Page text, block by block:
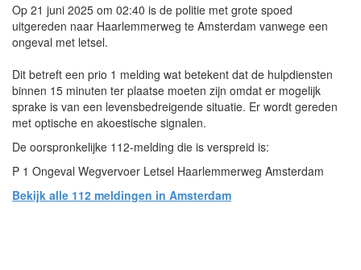
Op 21 juni 2025 om 02:40 is de politie met grote spoed
uitgereden naar Haarlemmerweg te Amsterdam vanwege een
ongeval met letsel.
Dit betreft een prio 1 melding wat betekent dat de hulpdiensten
binnen 15 minuten ter plaatse moeten zijn omdat er mogelijk
sprake is van een levensbedreigende situatie. Er wordt gereden
met optische en akoestische signalen.
De oorspronkelijke 112-melding die is verspreid is:
P 1 Ongeval Wegvervoer Letsel Haarlemmerweg Amsterdam
Bekijk alle 112 meldingen in Amsterdam